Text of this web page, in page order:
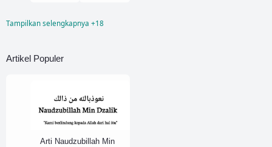
Fikih Nikah
Kelas
Lifestyle
Lomba
Tampilkan selengkapnya +18
Artikel Populer
Arti Naudzubillah Min